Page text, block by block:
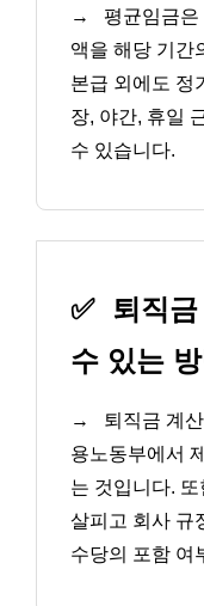
→
평균임금은
액을 해당 기간
본급 외에도 정
장, 야간, 휴일
수 있습니다.
✅
퇴직
수 있는
→
퇴직금 계
용노동부에서
는 것입니다.
살피고 회사 규
수당의 포함 여